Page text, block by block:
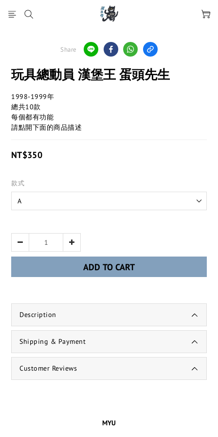
Share
玩具總動員 漢堡王 蛋頭先生
1998-1999年
總共10款
每個都有功能
請點開下面的商品描述
NT$350
款式
ADD TO CART
Description
Shipping & Payment
Customer Reviews
MYU